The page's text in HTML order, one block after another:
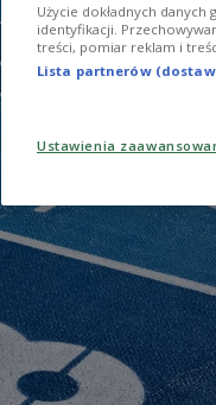
Użycie dokładnych
identyfikacji.
treści, pomiar reklam i
Lista partnerów
Ustawienia